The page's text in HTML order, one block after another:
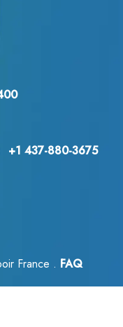
+1 437-880-3675
France . FAQ